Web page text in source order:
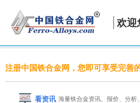
欢迎
注册中国铁合金网，您即可享受完善
看资讯 海量铁合金资讯、报价、分析